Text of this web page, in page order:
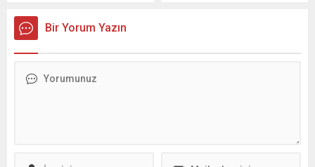
Hacıosmanoğlu, istifa
iddialarını reddederek
bulunduğunu belirtti.
Bir Yorum Yazın